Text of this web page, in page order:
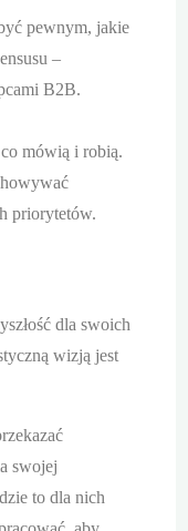
pewnym, jakie
–
B2B.
mówią i robią.
priorytetów.
dla swoich
wizją jest
swojej
to dla nich